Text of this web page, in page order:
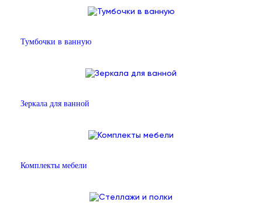
Тумбочки в ванную
Зеркала для ванной
Комплекты мебели